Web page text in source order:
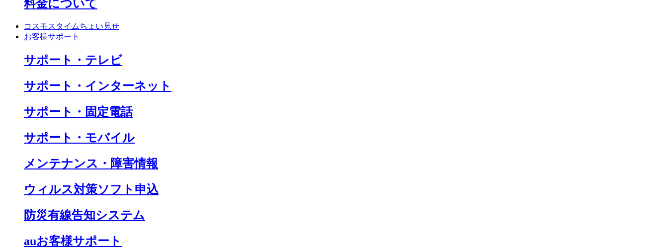
料金について
コスモスタイムちょい見せ
お客様サポート
サポート・テレビ
サポート・インターネット
サポート・固定電話
サポート・モバイル
メンテナンス・障害情報
ウィルス対策ソフト申込
防災有線告知システム
auお客様サポート